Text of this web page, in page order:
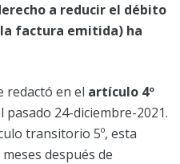
a reducir el débito
factura emitida) ha
redactó en el artículo 4º
pasado 24-diciembre-2021.
transitorio 5º, esta
después de